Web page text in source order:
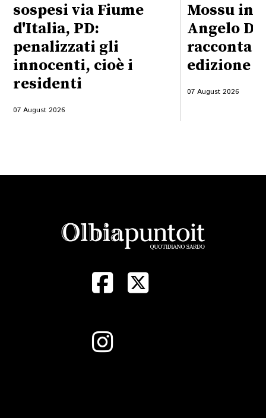
sospesi via Fiume
d'Italia, PD:
penalizzati gli
innocenti, cioè i
residenti
07 August 2026
Mossu in
Angelo
racconta
edizione
07 August 2026